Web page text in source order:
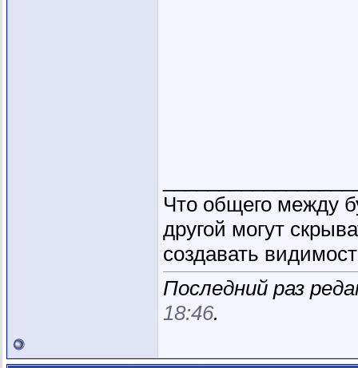
Что общего между
другой могут
создавать
Последний раз
18:46.